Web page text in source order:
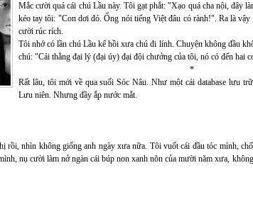
Mắc cười quá cái chú Lầu này. Tôi gạt phắt: "Xạo quá cha nội, đây
kéo tay tôi: "Con dơi đó. Ổng nói tiếng Việt đâu có rành!". Ra là vậy
cười rúc rích.
Tôi nhớ có lần chú Lầu kể hồi xưa chú đi lính. Chuyện không đầu
chú: "Cái thằng đại lý (đại úy) đại đội chưởng của tôi, nó có đến hai
*
Rất lâu, tôi mới về qua suối Sóc Nâu. Như một cái database lưu
Lưu niên. Nhưng đầy ắp nước mắt.
rồi, nhìn không giống anh ngày xưa nữa. Tôi vuốt cái đầu tóc mình,
nụ cười làm nở ngàn cái búp non xanh nõn của mười năm xưa,